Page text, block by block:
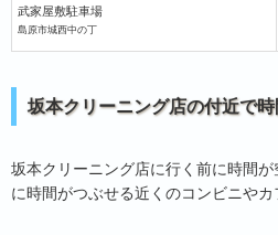
武家屋敷駐車場
島原市城西中の丁
坂本クリーニング店の付近で
坂本クリーニング店に行く前に時間
に時間がつぶせる近くのコンビニやカ